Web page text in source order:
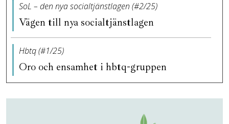
SoL – den nya socialtjänstlagen (#2/25)
Vägen till nya socialtjänstlagen
Hbtq (#1/25)
Oro och ensamhet i hbtq-gruppen